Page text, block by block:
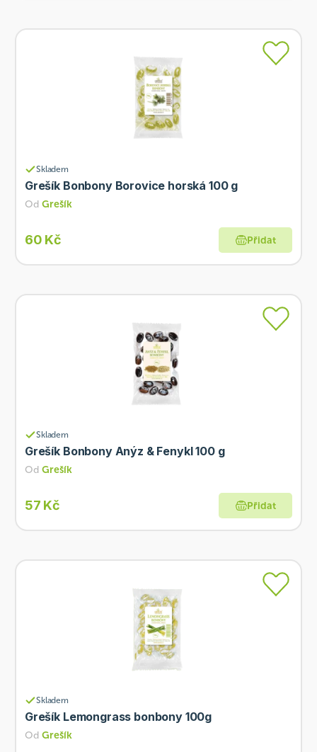
Skladem
Grešík Bonbony Borovice horská 100 g
Od Grešík
60 Kč Přidat
Skladem
Grešík Bonbony Anýz & Fenykl 100 g
Od Grešík
57 Kč Přidat
Skladem
Grešík Lemongrass bonbony 100g
Od Grešík